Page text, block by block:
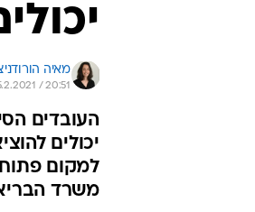
מאיה
/ 20:51
העובדים
יכולים
למקום
משרד